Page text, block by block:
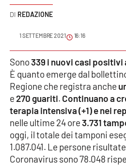
Meteo
Editoriali
VIDEO
Ambiente
Cronaca
REDAZIONE
1 SETTEMBRE 2021 16:16
Sono339 i nuovi casi positivi
È quanto emerge dal
Regione che registra anche
e 270 guariti. Continuano a
terapia intensiva (+1) e nei
nelle ultime 24 ore3.731
oggi, il totale dei tamponi
1.087.041. Le persone
Coronavirus sono 78.048